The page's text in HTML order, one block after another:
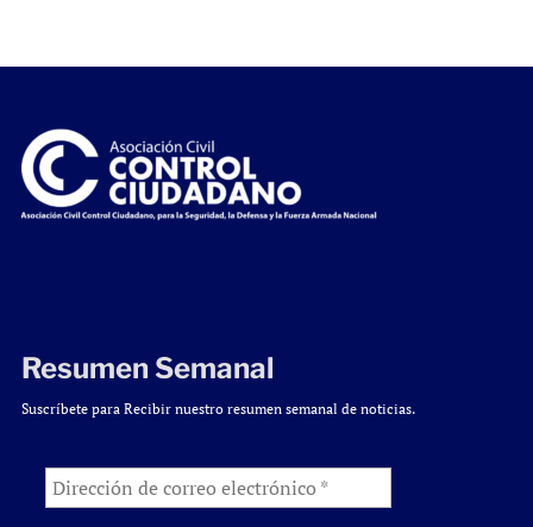
Resumen Semanal
Suscríbete para Recibir nuestro resumen semanal de noticias.